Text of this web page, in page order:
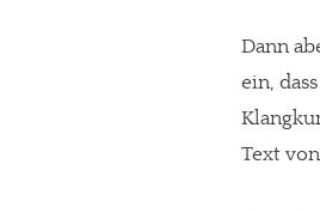
Dann
ein,
Text